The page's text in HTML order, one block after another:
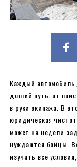
Каждый
долгий путь: от
в руки экипажа. В
юридическая
может на недели
нуждаются бойцы.
изучить все